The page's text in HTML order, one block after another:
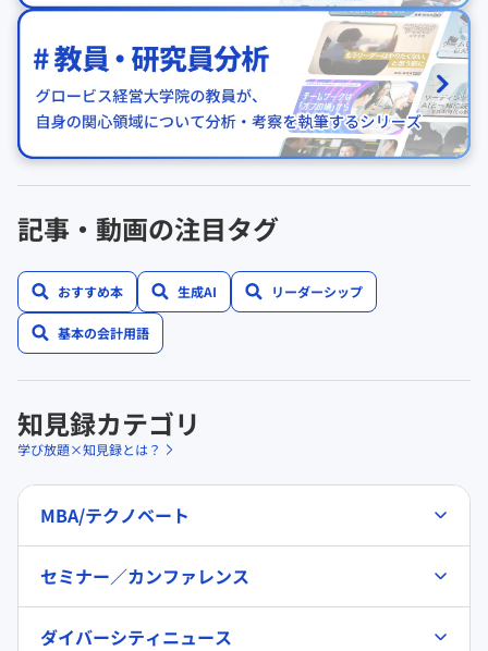
記事・動画の注目タグ
おすすめ本 生成AI リーダーシップ
基本の会計用語
知見録カテゴリ
学び放題×知見録とは？
MBA/テクノベート
セミナー／カンファレンス
ダイバーシティニュース